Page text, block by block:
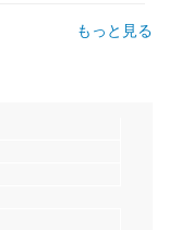
もっと見る